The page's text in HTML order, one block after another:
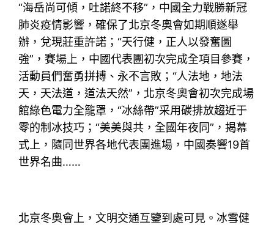
“海岳尚可傾，吐諾終不移”，中國全力戰勝新冠
肺炎疫情影響，確保了北京冬奧會如期順遂舉
辦，兌現莊重許諾；“天行健，正人以發奮圖
強”，賽場上，中國代表團初次完成全項目參賽，
活動員們奮勇拼搏、永不言敗；“人法地，地法
天，天法道，道法天然”，北京冬奧會初次完成場
館綠色電力全籠罩，“冰絲帶”采用碳排放趨近于
零的制冰技巧；“美美與共，全國年夜同”，揭幕
式上，隨同世界各地代表團進場，中國奏響19首
世界名曲……
北京冬奧會上，文明交通互鑒到處可見。冰雪健